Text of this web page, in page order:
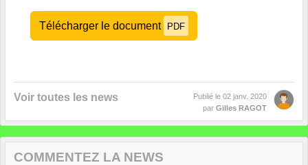
Télécharger le document PDF
Voir toutes les news Publié le 02 janv. 2020
par Gilles RAGOT
COMMENTEZ LA NEWS